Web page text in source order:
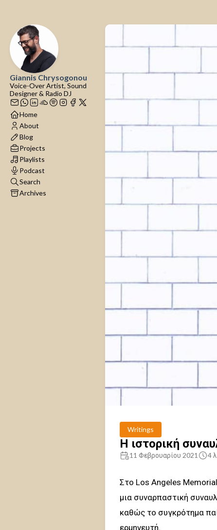
Giannis Chrysogonou
Voice-Over Artist, Sound
Designer & Radio DJ
Home
About
Blog
Projects
Playlists
Podcast
Search
Archives
Writings
Η ιστορική
11 Φεβρουαρίου 2021 4
Στο Los Angeles
μια συναρπαστική
καθώς το συγκρότημα
ερμηνευτή.